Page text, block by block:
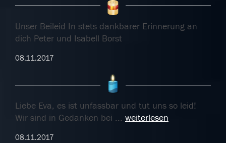
Unser Beileid In stets dankbarer Erinnerung an
dich Peter und Isabell Borst
08.11.2017
Liebe Eva, es ist unfassbar und tut uns so leid!
Wir sind in Gedanken bei ... weiterlesen
08.11.2017